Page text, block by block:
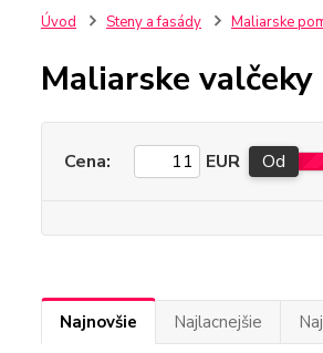
Úvod Steny a fasády Maliarske
Maliarske valčeky
Cena: EUR Od
Najnovšie Najlacnejšie